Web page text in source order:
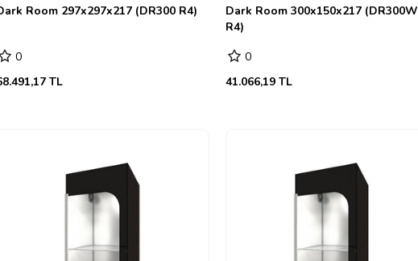
Room 297x297x217 (DR300 R4)
0
TL
Dark Room 300x150x217 (DR300W
R4)
0
41.066,19 TL